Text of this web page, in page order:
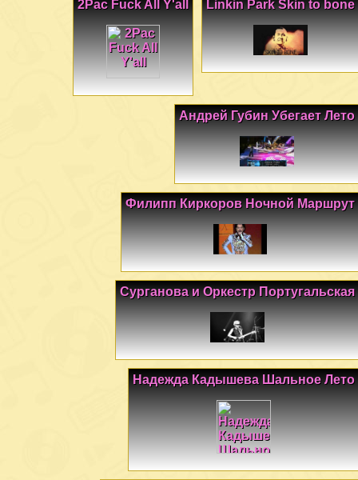
Linkin Park Skin to bone
2Pac Fuck All Y'all
Андрей Губин Убегает Лето
Филипп Киркоров Ночной Маршрут
Сурганова и Оркестр Португальская
Надежда Кадышева Шальное Лето